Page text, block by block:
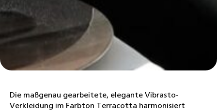
Die maßgenau gearbeitete, elegante Vibrasto-
Verkleidung im Farbton Terracotta harmonisiert